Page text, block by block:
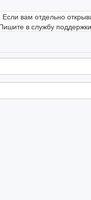
вам отдельно
в службу